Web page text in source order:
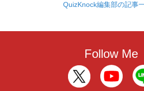
QuizKnock編集部の記事
Follow Me